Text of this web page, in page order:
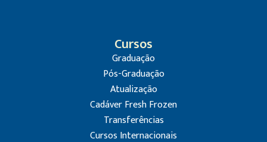
Cursos
Graduação
Pós-Graduação
Atualização
Cadáver Fresh Frozen
Transferências
Cursos Internacionais